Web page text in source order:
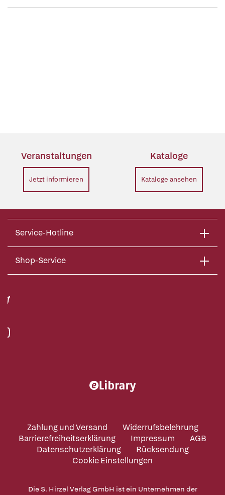
Veranstaltungen
Jetzt informieren
Kataloge
Kataloge ansehen
Service-Hotline
Shop-Service
Zahlung und Versand
Widerrufsbelehrung
Barrierefreiheitserklärung
Impressum
AGB
Datenschutzerklärung
Rücksendung
Cookie Einstellungen
Die S. Hirzel Verlag GmbH ist ein Unternehmen der